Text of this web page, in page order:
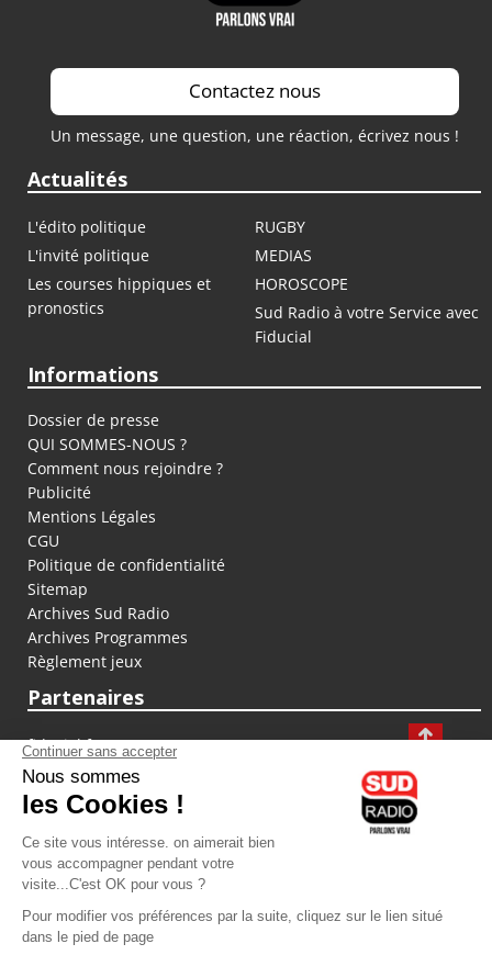
Contactez nous
Un message, une question, une réaction, écrivez nous !
Actualités
L'édito politique
RUGBY
L'invité politique
MEDIAS
Les courses hippiques et
pronostics
HOROSCOPE
Sud Radio à votre Service avec
Fiducial
Informations
Dossier de presse
QUI SOMMES-NOUS ?
Comment nous rejoindre ?
Publicité
Mentions Légales
CGU
Politique de confidentialité
Sitemap
Archives Sud Radio
Archives Programmes
Règlement jeux
Partenaires
fiducial.fr
lyoncapitale.fr
olympique-et-lyonnais.com
L'application Iphone / Android
Téléchargez l'application